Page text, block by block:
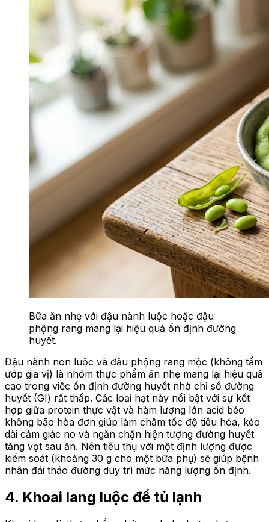
Bữa ăn nhẹ với đậu nành luộc hoặc đậu
phộng rang mang lại hiệu quả ổn định đường
huyết.
Đậu nành non luộc và đậu phộng rang mộc (không tẩm
ướp gia vị) là nhóm thực phẩm ăn nhẹ mang lại hiệu quả
cao trong việc ổn định đường huyết nhờ chỉ số đường
huyết (GI) rất thấp. Các loại hạt này nổi bật với sự kết
hợp giữa protein thực vật và hàm lượng lớn acid béo
không bão hòa đơn giúp làm chậm tốc độ tiêu hóa, kéo
dài cảm giác no và ngăn chặn hiện tượng đường huyết
tăng vọt sau ăn. Nên tiêu thụ với một định lượng được
kiểm soát (khoảng 30 g cho một bữa phụ) sẽ giúp bệnh
nhân đái tháo đường duy trì mức năng lượng ổn định.
4. Khoai lang luộc để tủ lạnh